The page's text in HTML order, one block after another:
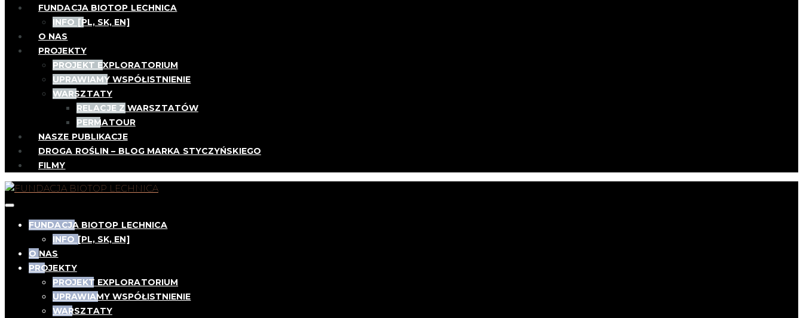
FUNDACJA BIOTOP LECHNICA
INFO [PL, SK, EN]
O NAS
PROJEKTY
PROJEKT EXPLORATORIUM
UPRAWIAMY WSPÓŁISTNIENIE
WARSZTATY
RELACJE Z WARSZTATÓW
PERMATOUR
NASZE PUBLIKACJE
DROGA ROŚLIN – BLOG MARKA STYCZYŃSKIEGO
FILMY
FUNDACJA BIOTOP LECHNICA
INFO [PL, SK, EN]
O NAS
PROJEKTY
PROJEKT EXPLORATORIUM
UPRAWIAMY WSPÓŁISTNIENIE
WARSZTATY